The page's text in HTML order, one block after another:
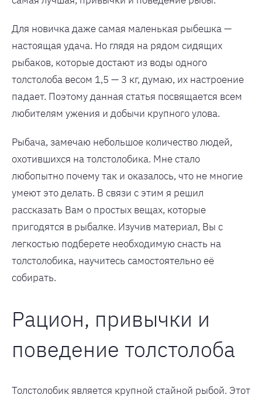
Для новичка даже самая маленькая рыбешка —
настоящая удача. Но глядя на рядом сидящих
рыбаков, которые достают из воды одного
толстолоба весом 1,5 — 3 кг, думаю, их настроение
падает. Поэтому данная статья посвящается всем
любителям ужения и добычи крупного улова.
Рыбача, замечаю небольшое количество людей,
охотившихся на толстолобика. Мне стало
любопытно почему так и оказалось, что не многие
умеют это делать. В связи с этим я решил
рассказать Вам о простых вещах, которые
пригодятся в рыбалке. Изучив материал, Вы с
легкостью подберете необходимую снасть на
толстолобика, научитесь самостоятельно её
собирать.
Рацион, привычки и
поведение толстолоба
Толстолобик является крупной стайной рыбой. Этот